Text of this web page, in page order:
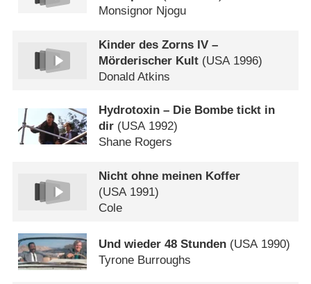
Monsignor Njogu
Kinder des Zorns IV –
Mörderischer Kult (USA1996)
Donald Atkins
Hydrotoxin – Die Bombe tickt in
dir (USA1992)
Shane Rogers
Nicht ohne meinen Koffer
(USA1991)
Cole
Und wieder 48 Stunden (USA 1990)
Tyrone Burroughs